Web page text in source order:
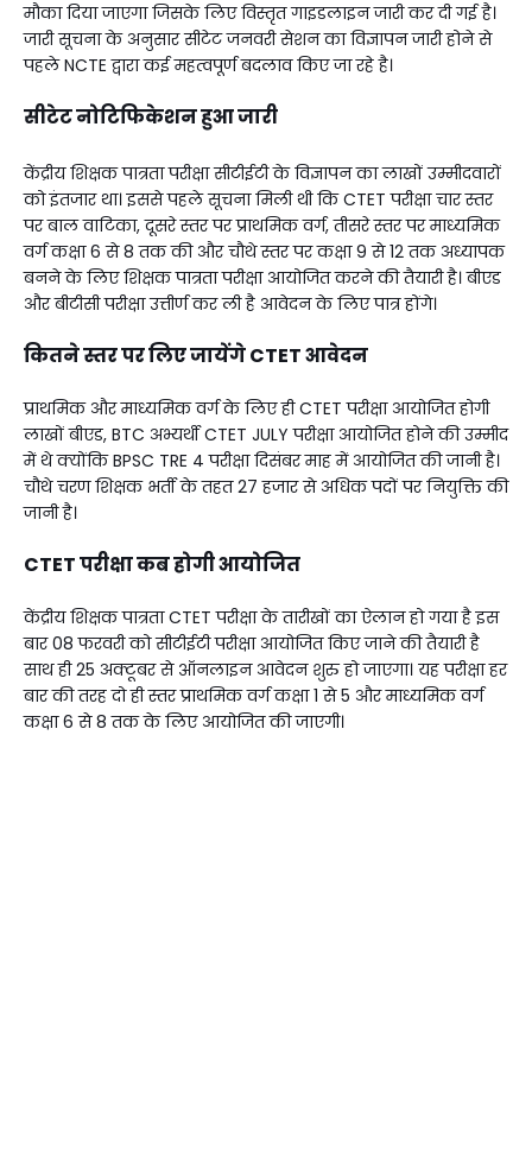
मौका दिया जाएगा जिसके लिए विस्तृत गाइडलाइन जारी कर दी गई है।
जारी सूचना के अनुसार सीटेट जनवरी सेशन का विज्ञापन जारी होने से
पहले NCTE द्वारा कई महत्वपूर्ण बदलाव किए जा रहे है।
सीटेट नोटिफिकेशन हुआ जारी
केंद्रीय शिक्षक पात्रता परीक्षा सीटीईटी के विज्ञापन का लाखों उम्मीदवारों
को इंतजार था। इससे पहले सूचना मिली थी कि CTET परीक्षा चार स्तर
पर बाल वाटिका, दूसरे स्तर पर प्राथमिक वर्ग, तीसरे स्तर पर माध्यमिक
वर्ग कक्षा 6 से 8 तक की और चौथे स्तर पर कक्षा 9 से 12 तक अध्यापक
बनने के लिए शिक्षक पात्रता परीक्षा आयोजित करने की तैयारी है। बीएड
और बीटीसी परीक्षा उत्तीर्ण कर ली है आवेदन के लिए पात्र होंगे।
कितने स्तर पर लिए जायेंगे CTET आवेदन
प्राथमिक और माध्यमिक वर्ग के लिए ही CTET परीक्षा आयोजित होगी
लाखों बीएड, BTC अभ्यर्थी CTET JULY परीक्षा आयोजित होने की उम्मीद
में थे क्योंकि BPSC TRE 4 परीक्षा दिसंबर माह में आयोजित की जानी है।
चौथे चरण शिक्षक भर्ती के तहत 27 हजार से अधिक पदों पर नियुक्ति की
जानी है।
CTET परीक्षा कब होगी आयोजित
केंद्रीय शिक्षक पात्रता CTET परीक्षा के तारीखों का ऐलान हो गया है इस
बार 08 फरवरी को सीटीईटी परीक्षा आयोजित किए जाने की तैयारी है
साथ ही 25 अक्टूबर से ऑनलाइन आवेदन शुरु हो जाएगा। यह परीक्षा हर
बार की तरह दो ही स्तर प्राथमिक वर्ग कक्षा 1 से 5 और माध्यमिक वर्ग
कक्षा 6 से 8 तक के लिए आयोजित की जाएगी।